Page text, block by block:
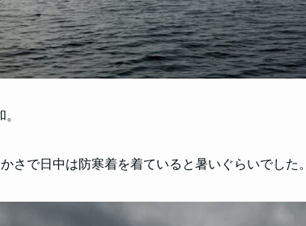
さで日中は防寒着を着ていると暑いぐらいでした。